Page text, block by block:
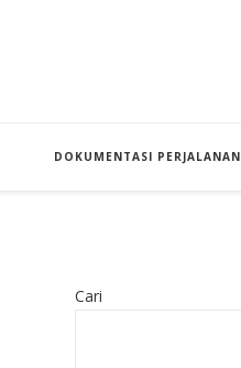
DOKUMENTASI PERJALANAN
Cari